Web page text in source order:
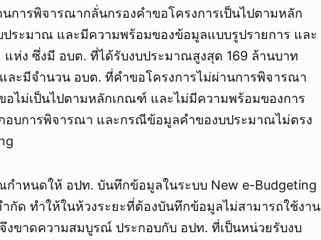
การพิจารณากลั่นกรองคำขอโครงการเป็นไปตามหลัก
ระมาณ และมีความพร้อมของข้อมูลแบบรูปรายการ และ
แห่ง ซึ่งมี อบต. ที่ได้รับงบประมาณสูงสุด 169 ล้านบาท
ละมีจำนวน อบต. ที่คำขอโครงการไม่ผ่านการพิจารณา
อไม่เป็นไปตามหลักเกณฑ์ และไม่มีความพร้อมของการ
อบการพิจารณา และกรณีข้อมูลคำของบประมาณไม่ตรง
กำหนดให้ อปท. บันทึกข้อมูลในระบบ New e-Budgeting
ำกัด ทำให้ในห้วงระยะที่ต้องบันทึกข้อมูลไม่สามารถใช้งาน
งขาดความสมบูรณ์ ประกอบกับ อปท. ที่เป็นหน่วยรับงบ